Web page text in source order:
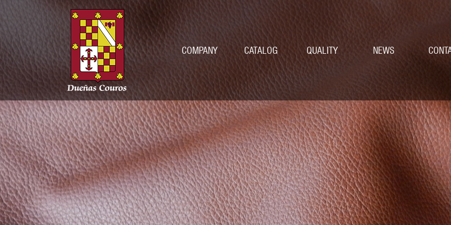
COMPANY CATALOG QUALITY NEWS